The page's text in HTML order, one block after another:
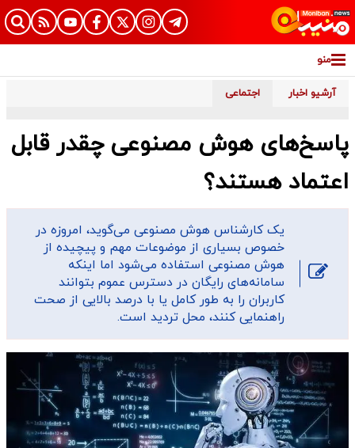
منو
آرشیو اخبار اجتماعی
پاسخ‌های هوش مصنوعی چقدر قابل
اعتماد هستند؟
یک کارشناس هوش مصنوعی می‌گوید، امروزه در
خصوص بسیاری از موضوعات مهم و پیچیده از
هوش مصنوعی استفاده می‌شود اما اینکه
سامانه‌های رایگان در دسترس عموم بتوانند
کاربران را به طور کامل یا با درصد بالایی از صحت
راهنمایی کنند، محل تردید است.